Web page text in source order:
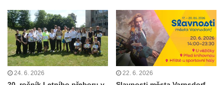
24. 6. 2026 22. 6. 2026